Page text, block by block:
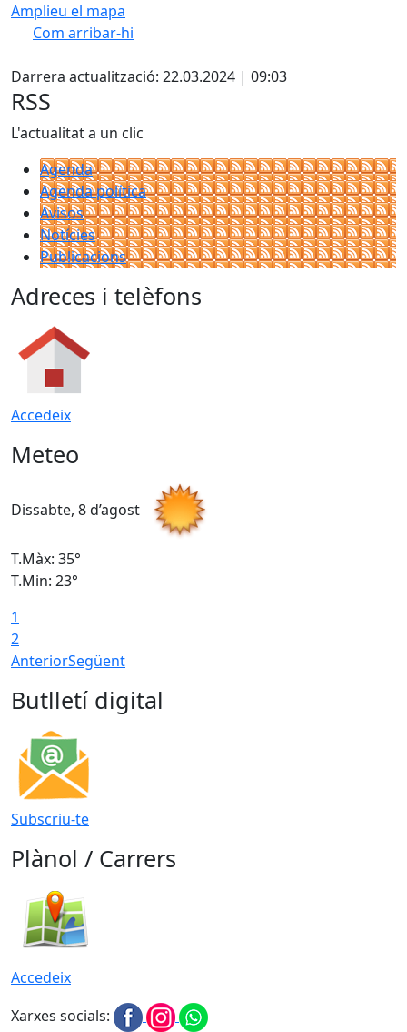
Amplieu el mapa
Com arribar-hi
+
−
Darrera actualització: 22.03.2024 | 09:03
RSS
L'actualitat a un clic
Agenda
Agenda política
Avisos
Notícies
Publicacions
Adreces i telèfons
Accedeix
Meteo
Dissabte, 8 d’agost
T.Màx: 35°
T.Min: 23°
1
2
AnteriorSegüent
Butlletí digital
Subscriu-te
Plànol / Carrers
Accedeix
Xarxes socials: